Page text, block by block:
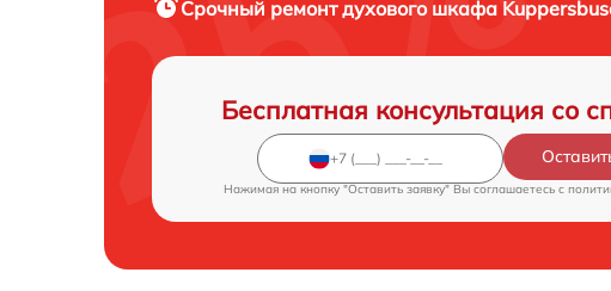
Срочный ремонтдухового шкафа
Бесплатная консультация со
Нажимая на кнопку "Оставить заявку" Вы соглашаетесь c